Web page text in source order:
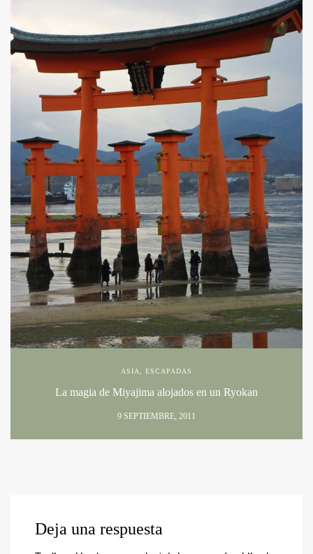
ASIA ESCAPADAS
La magia de Miyajima alojados en un Ryokan
9 SEPTIEMBRE, 2011
Deja una respuesta